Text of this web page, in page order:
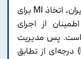
به‌منظور تغییر نحوه انجام کارهای مدیران، اتخاذ MI برای
از اجرای
است. پس مدیریت
عملکرد (Performance Management) درجه‌ای از تطابق